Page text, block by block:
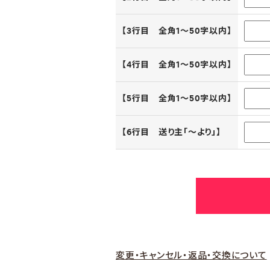
【3行目 全角1～50字以内】
【4行目 全角1～50字以内】
【5行目 全角1～50字以内】
【6行目 送り主「～より」】
変更・キャンセル・返品・交換について